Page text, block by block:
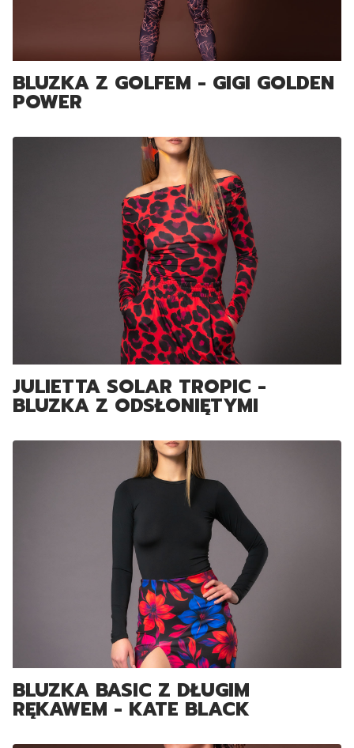
BLUZKA Z GOLFEM - GIGI GOLDEN
POWER
JULIETTA SOLAR TROPIC -
BLUZKA Z ODSŁONIĘTYMI
BLUZKA BASIC Z DŁUGIM
RĘKAWEM - KATE BLACK